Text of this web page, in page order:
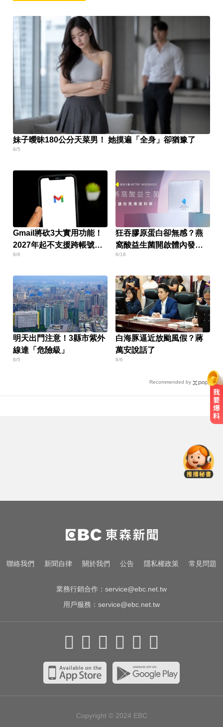
妹子曖昧180公分天菜男！ 她摸遍「全身」卻猶豫了
8/5
Gmail將砍3大實用功能！
2027年起不支援跨帳號寄
信
8/6
狂吞膠原蛋白卻無感？燕
窩酸益生菌開啟體內發光
燈泡
6/18
明天出門注意！3縣市紫外
線達「危險級」
8/5
白海豚逼近放颱風假？蔣
萬安說話了
8/6
Recommended by
DB12 S登場
快訊／欣陸（3703）宣布：今天下
午4點 召開重訊記者會
金牌員工轉投李多慧！剪輯師突暴
聯絡我們 新聞自律 關於我們 公告 隱私權政策 常見問題
業務行銷合作： service@ebc.net.tw
用戶服務： service@ebc.net.tw
Copyright © 2024 EBC